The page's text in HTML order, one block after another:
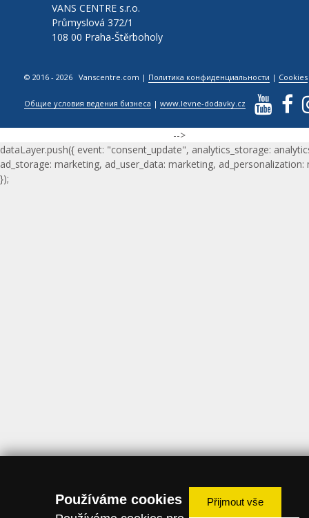
VANS CENTRE s.r.o.
Průmyslová 372/1
108 00 Praha-Štěrboholy
© 2016 - 2026 Vanscentre.com | Политика конфиденциальности | Cookies
Общие условия ведения бизнеса |www.levne-dodavky.cz
-->
dataLayer.push({ event: "consent_update", analytics_storage:
ad_storage: marketing, ad_user_data: marketing, ad_personalization:
});
Používáme cookies Přijmout vše